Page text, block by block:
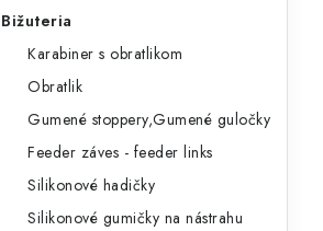
Bižuteria
Karabiner s obratlikom
Obratlik
Gumené stoppery,Gumené guločky
Feeder záves - feeder links
Silikonové hadičky
Silikonové gumičky na nástrahu